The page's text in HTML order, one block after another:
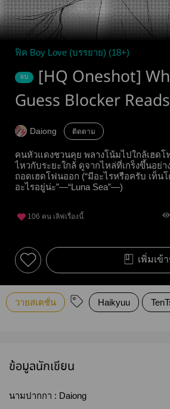
ฟิค Boy Love (บรรยาย) (18+)
จบ
[HQ Oneshot]
Guess Blocker Reads
Daiong ติดตาม
คนหัวแดงชวนคุย พลางโน้มไปใกล้เฮด
ไหวกับระยะใกล้ ดูจากไหล่ที่เกร็งขึ้นอย่
ถอดเฮดโฟนออก (“มีอะไรหรือครับ เท็น
อะไรอยู่น่ะ”—“Luna Sea”—)
106 คน เลิฟเรื่องนี้
เพิ่มเข้
วายสเตชั่น Haikyuu
ข้อมูลนักเขียน
นามปากกา : Daiong